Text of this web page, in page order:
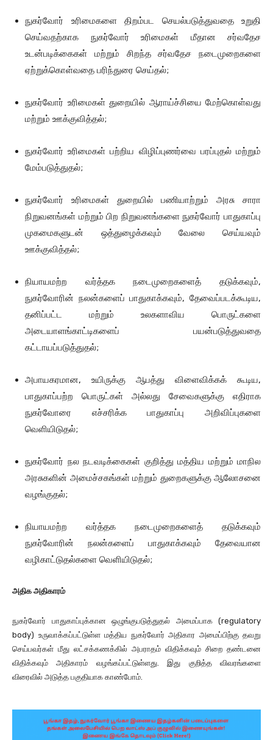
நுகர்வோர் உரிமைகளை திறம்பட செயல்படுத்துவதை உறுதி
செய்வதற்காக நுகர்வோர் உரிமைகள் மீதான சர்வதேச
உடன்படிக்கைகள் மற்றும் சிறந்த சர்வதேச நடைமுறைகளை
ஏற்றுக்கொள்வதை பரிந்துரை செய்தல்;
நுகர்வோர் உரிமைகள் துறையில் ஆராய்ச்சியை மேற்கொள்வது
மற்றும் ஊக்குவித்தல்;
நுகர்வோர் உரிமைகள் பற்றிய விழிப்புணர்வை பரப்புதல் மற்றும்
மேம்படுத்துதல்;
நுகர்வோர் உரிமைகள் துறையில் பணியாற்றும் அரசு சாரா
நிறுவனங்கள் மற்றும் பிற நிறுவனங்களை நுகர்வோர் பாதுகாப்பு
முகமைகளுடன் ஒத்துழைக்கவும் வேலை செய்யவும்
ஊக்குவித்தல்;
நியாயமற்ற வர்த்தக நடைமுறைகளைத் தடுக்கவும்,
நுகர்வோரின் நலன்களைப் பாதுகாக்கவும், தேவைப்படக்கூடிய,
தனிப்பட்ட மற்றும் உலகளாவிய பொருட்களை
அடையாளங்காட்டிகளைப் பயன்படுத்துவதை
கட்டாயப்படுத்துதல்;
அபாயகரமான, உயிருக்கு ஆபத்து விளைவிக்கக் கூடிய,
பாதுகாப்பற்ற பொருட்கள் அல்லது சேவைகளுக்கு எதிராக
நுகர்வோரை எச்சரிக்க பாதுகாப்பு அறிவிப்புகளை
வெளியிடுதல்;
நுகர்வோர் நல நடவடிக்கைகள் குறித்து மத்திய மற்றும் மாநில
அரசுகளின் அமைச்சகங்கள் மற்றும் துறைகளுக்கு ஆலோசனை
வழங்குதல்;
நியாயமற்ற வர்த்தக நடைமுறைகளைத் தடுக்கவும்
நுகர்வோரின் நலன்களைப் பாதுகாக்கவும் தேவையான
வழிகாட்டுதல்களை வெளியிடுதல்;
அதிக அதிகாரம்
நுகர்வோர் பாதுகாப்புக்கான ஒழுங்குபடுத்துதல் அமைப்பாக (regulatory
body) உருவாக்கப்பட்டுள்ள மத்திய நுகர்வோர் அதிகார அமைப்பிற்கு தவறு
செய்பவர்கள் மீது லட்சக்கணக்கில் அபராதம் விதிக்கவும் சிறை தண்டனை
விதிக்கவும் அதிகாரம் வழங்கப்பட்டுள்ளது. இது குறித்த விவரங்களை
விரைவில் அடுத்த பகுதியாக காண்போம்.